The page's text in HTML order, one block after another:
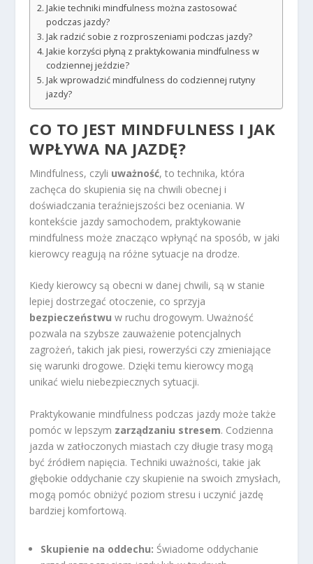
Jakie techniki mindfulness można zastosować
podczas jazdy?
Jak radzić sobie z rozproszeniami podczas jazdy?
Jakie korzyści płyną z praktykowania mindfulness w
codziennej jeździe?
Jak wprowadzić mindfulness do codziennej rutyny
jazdy?
CO TO JEST MINDFULNESS I JAK
WPŁYWA NA JAZDĘ?
Mindfulness, czyli uważność, to technika, która
zachęca do skupienia się na chwili obecnej i
doświadczania teraźniejszości bez oceniania. W
kontekście jazdy samochodem, praktykowanie
mindfulness może znacząco wpłynąć na sposób, w jaki
kierowcy reagują na różne sytuacje na drodze.
Kiedy kierowcy są obecni w danej chwili, są w stanie
lepiej dostrzegać otoczenie, co sprzyja
bezpieczeństwu w ruchu drogowym. Uważność
pozwala na szybsze zauważenie potencjalnych
zagrożeń, takich jak piesi, rowerzyści czy zmieniające
się warunki drogowe. Dzięki temu kierowcy mogą
unikać wielu niebezpiecznych sytuacji.
Praktykowanie mindfulness podczas jazdy może także
pomóc w lepszym zarządzaniu stresem. Codzienna
jazda w zatłoczonych miastach czy długie trasy mogą
być źródłem napięcia. Techniki uważności, takie jak
głębokie oddychanie czy skupienie na swoich zmysłach,
mogą pomóc obniżyć poziom stresu i uczynić jazdę
bardziej komfortową.
Skupienie na oddechu: Świadome oddychanie